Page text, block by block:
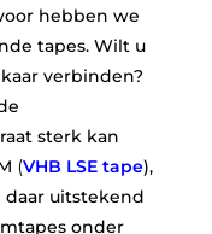
hebben we
tapes. Wilt u
verbinden?
sterk kan
(VHB LSE tape),
daar uitstekend
onder